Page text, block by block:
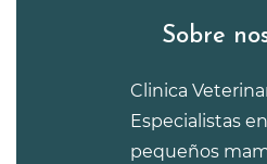
Sobre
Clinica
Especialistas
pequeños